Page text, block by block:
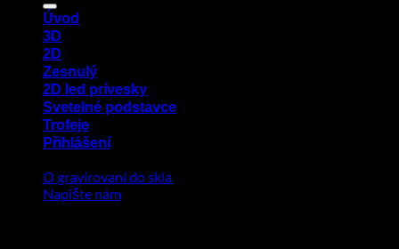
Úvod
3D
2D
Zesnulý
2D led prívesky
Svetelné podstavce
Trofeje
Přihlášení
O gravirovaní do skla
Napište nám